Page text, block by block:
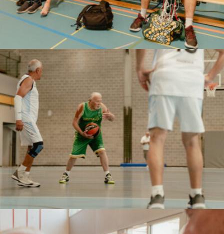
Marco Serventi